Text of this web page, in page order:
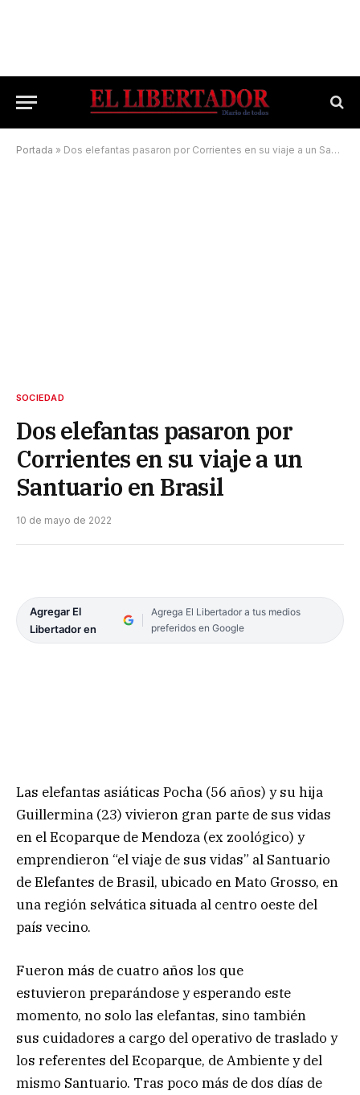
Portada » Dos elefantas pasaron por Corrientes en su viaje a un Santuario en Brasil
SOCIEDAD
Dos elefantas pasaron por
Corrientes en su viaje a un
Santuario en Brasil
10 de mayo de 2022
Agregar El
Libertador en
Agrega El Libertador a tus medios
preferidos en Google
Las elefantas asiáticas Pocha (56 años) y su hija
Guillermina (23) vivieron gran parte de sus vidas
en el Ecoparque de Mendoza (ex zoológico) y
emprendieron “el viaje de sus vidas” al Santuario
de Elefantes de Brasil, ubicado en Mato Grosso, en
una región selvática situada al centro oeste del
país vecino.
Fueron más de cuatro años los que
estuvieron preparándose y esperando este
momento, no solo las elefantas, sino también
sus cuidadores a cargo del operativo de traslado y
los referentes del Ecoparque, de Ambiente y del
mismo Santuario. Tras poco más de dos días de